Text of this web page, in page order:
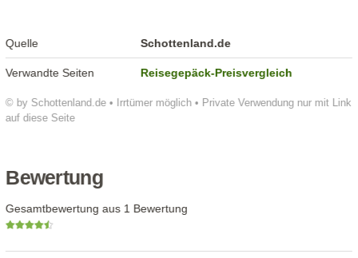
© by Schottenland.de • Irrtümer möglich • Private Verwendung nur mit Link
auf diese Seite
Quelle Schottenland.de
Verwandte Seiten Reisegepäck-Preisvergleich
Bewertung
Gesamtbewertung aus 1 Bewertung